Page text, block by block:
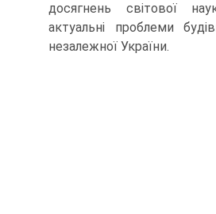
досягнень світової
актуальні проблеми
незалежної України.